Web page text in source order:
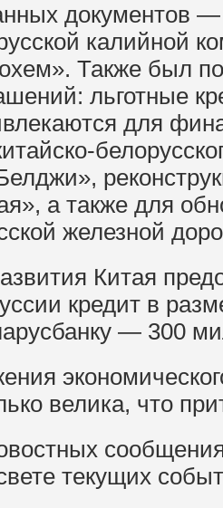
документов
калийной
Также был
льготные
для
а также для
железной
Китая
кредит в
— 300
велика, что
текущих